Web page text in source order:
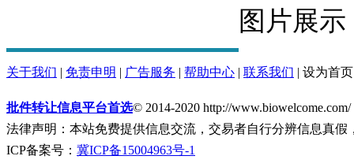
图片展示
关于我们 | 免责申明 | 广告服务 | 帮助中心 | 联系我们 | 设为首页
批件转让信息平台首选© 2014-2020 http://
法律声明：本站免费提供信息交流，交易者自行分辨信息真
ICP备案号： 冀ICP备15004963号-1